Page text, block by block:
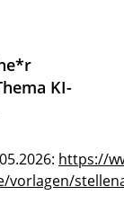
KI-
https://
vorlagen/